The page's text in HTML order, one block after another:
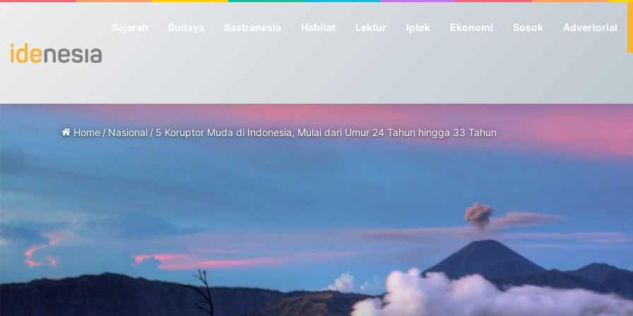
Sejarah Budaya Sastranesia Habitat Lektur Iptek Ekonomi Sosok Advertorial
Home /Nasional /5 Koruptor Muda di Indonesia, Mulai dari Umur 24 Tahun hingga 33 Tahun